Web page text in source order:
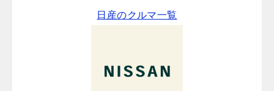
日産のクルマ一覧